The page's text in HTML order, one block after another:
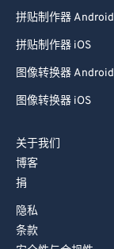
拼贴制作器 Android
拼贴制作器 iOS
图像转换器 Android
图像转换器 iOS
关于我们
博客
捐
隐私
条款